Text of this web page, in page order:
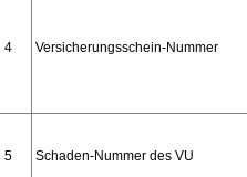
4 Versicherungsschein-Nummer
5 Schaden-Nummer des VU